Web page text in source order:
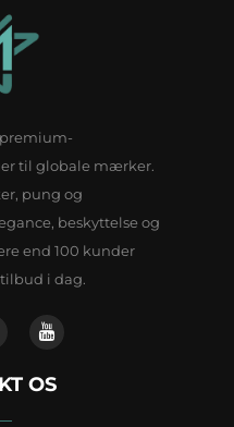
premium-
til globale mærker.
pung og
beskyttelse og
end 100 kunder
i dag.
OS